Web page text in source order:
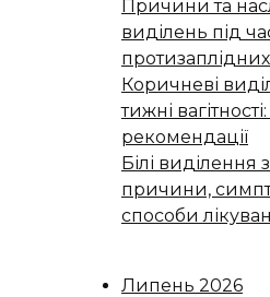
Причини та
виділень під
протизаплідних
Коричневі
тижні
рекомендації
Білі виділення
причини,
способи
Липень 2026